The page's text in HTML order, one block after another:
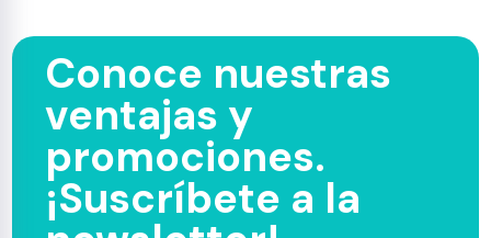
Conoce nuestras
ventajas y
promociones.
¡Suscríbete a la